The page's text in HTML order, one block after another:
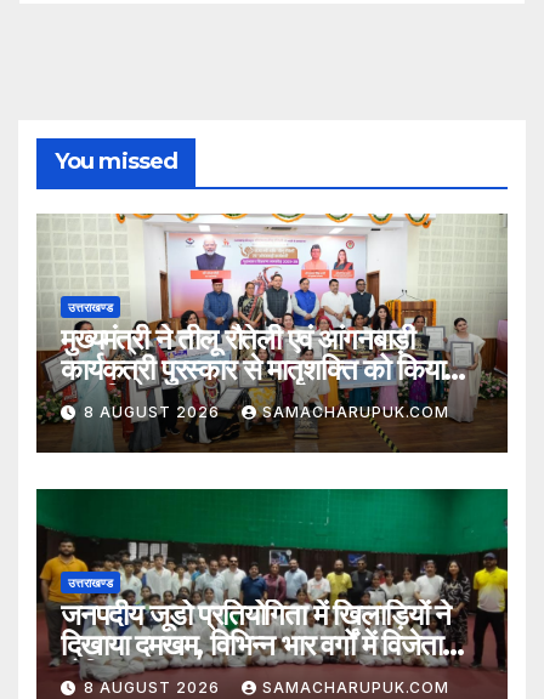
You missed
उत्तराखण्ड
मुख्यमंत्री ने तीलू रौतेली एवं आंगनबाड़ी
कार्यकत्री पुरस्कार से मातृशक्ति को किया
सम्मानित
8 AUGUST 2026 SAMACHARUPUK.COM
उत्तराखण्ड
जनपदीय जूडो प्रतियोगिता में खिलाड़ियों ने
दिखाया दमखम, विभिन्न भार वर्गों में विजेता
घोषित
8 AUGUST 2026 SAMACHARUPUK.COM